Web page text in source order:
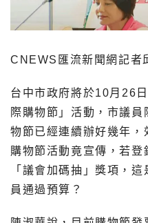
CNEWS匯流新聞網記者
台中市政府將於10月26
際購物節」活動，市議
物節已經連續辦好幾年，
購物節活動竟宣傳，若登
「議會加碼抽」獎項，
員通過預算？